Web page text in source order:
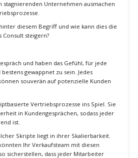
tiefe Branchenkenntnis und Expertise, die
muss.
Schulungen und Ressourcen von
zu sein. Der persönliche Kontakt und
jedoch zeitlose und effektive Methoden,
durch Mitarbeiter systematisierbar sind.
Vertriebsprozesse für
Geschäftsberatung gibt es einen
der den Unterschied zwischen einem